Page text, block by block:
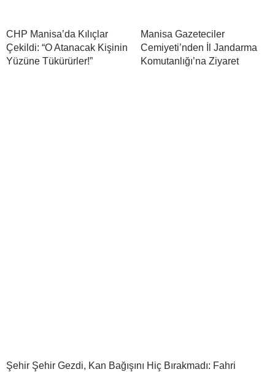
CHP Manisa’da Kılıçlar
Çekildi: “O Atanacak Kişinin
Yüzüne Tükürürler!”
Manisa Gazeteciler
Cemiyeti’nden İl Jandarma
Komutanlığı’na Ziyaret
Şehir Şehir Gezdi, Kan Bağışını Hiç Bırakmadı: Fahri